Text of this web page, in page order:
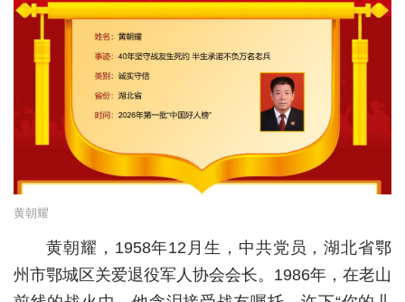
科教
健康
相亲
房产
创意
黄朝耀
黄朝耀，1958年12月生，中共党员，湖北省鄂
州市鄂城区关爱退役军人协会会长。1986年，在老山